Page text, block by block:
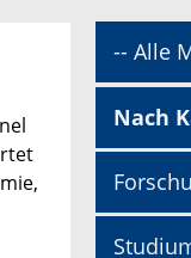
-- Alle
Nach